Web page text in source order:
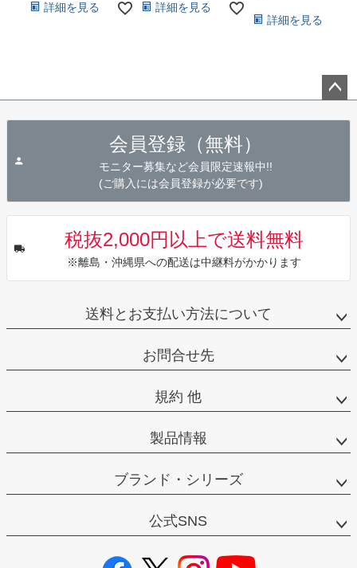
詳細を見る 詳細を見る
詳細を見る
会員登録（無料）
モニター募集など会員限定速報中!!
(ご購入には会員登録が必要です)
税抜2,000円以上で送料無料
※離島・沖縄県への配送は中継料がかかります
送料とお支払い方法について
お問合せ先
規約 他
製品情報
ブランド・シリーズ
公式SNS